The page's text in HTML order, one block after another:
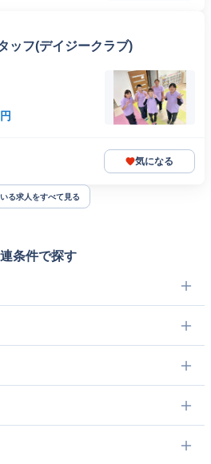
ッフ(デイジークラブ)
気になる
る求人をすべて見る
条件で探す